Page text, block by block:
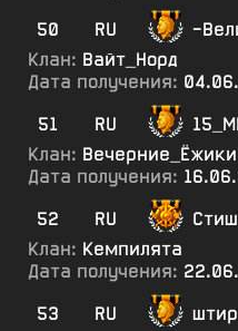
50
RU
-
Клан: Вайт_Норд
Дата получения:
51
RU
Клан: Вечерние_Ёжики
Дата получения:
52
RU
Клан: Кемпилята
Дата получения:
53
RU